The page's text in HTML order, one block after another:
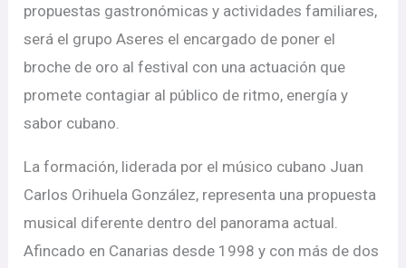
propuestas gastronómicas y actividades familiares,
será el grupo Aseres el encargado de poner el
broche de oro al festival con una actuación que
promete contagiar al público de ritmo, energía y
sabor cubano.
La formación, liderada por el músico cubano Juan
Carlos Orihuela González, representa una propuesta
musical diferente dentro del panorama actual.
Afincado en Canarias desde 1998 y con más de dos